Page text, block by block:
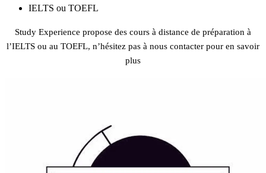
IELTS ou TOEFL
Study Experience propose des cours à distance de préparation à
l’IELTS ou au TOEFL, n’hésitez pas à nous contacter pour en savoir
plus